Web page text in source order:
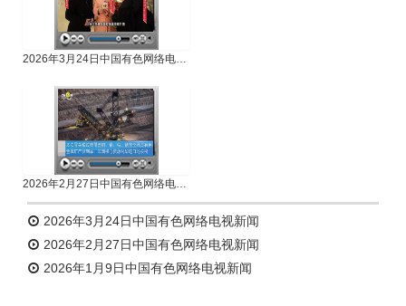
2026年3月24日中国有色网络电视新闻
2026年2月27日中国有色网络电视新闻
2026年1月9日中国有色网络电视新闻